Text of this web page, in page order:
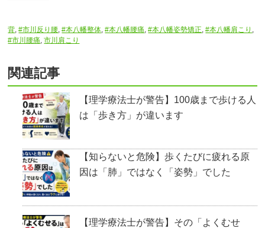
背 ,#市川反り腰 ,#本八幡整体 ,#本八幡腰痛 ,#本八幡姿勢矯正 ,#本八幡肩こり
#市川腰痛 ,市川肩こり
関連記事
【理学療法士が警告】100歳まで歩ける人
は「歩き方」が違います
【知らないと危険】歩くたびに疲れる原
因は「肺」ではなく「姿勢」でした
【理学療法士が警告】その「よくむせ